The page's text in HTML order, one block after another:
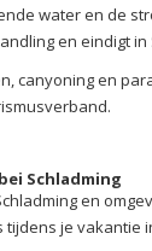
water en de
en eindigt in
canyoning en
Schladming
en
je vakantie